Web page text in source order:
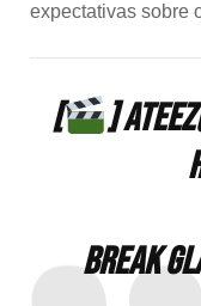
expectativas sobre
[
]
Break